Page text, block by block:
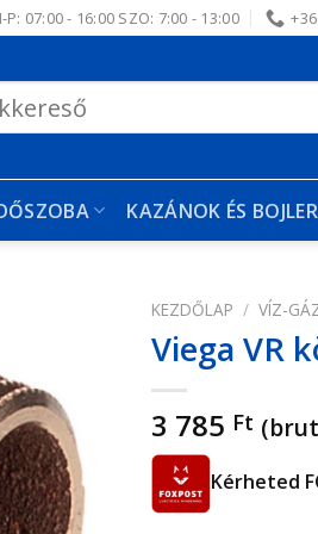
P: 07:00 - 16:00 SZO: 7:00 - 13:00
KAZÁNOK ÉS
KEZDŐLAP / VÍZ-
Viega VR
3 785 Ft
Kérheted